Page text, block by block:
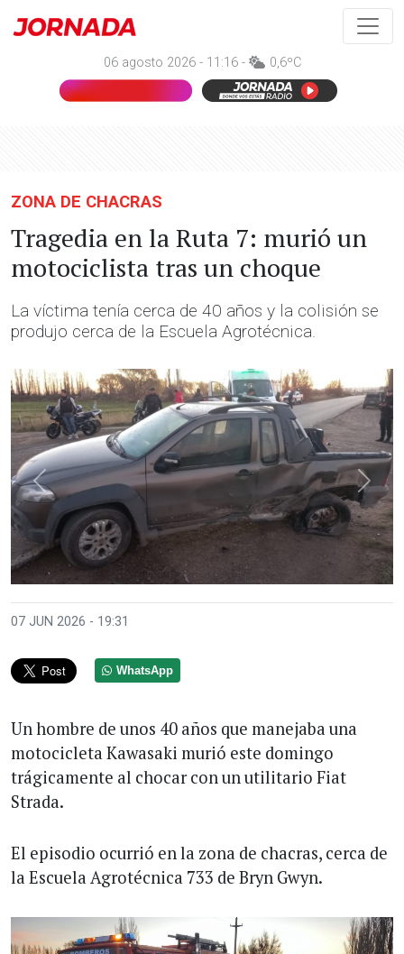
06 agosto 2026 - 11:16 - 0,6ºC
ZONA DE CHACRAS
Tragedia en la Ruta 7: murió un
motociclista tras un choque
La víctima tenía cerca de 40 años y la colisión se
produjo cerca de la Escuela Agrotécnica.
Anterior
07 JUN 2026 - 19:31
WhatsApp
Un hombre de unos 40 años que manejaba una
motocicleta Kawasaki murió este domingo
trágicamente al chocar con un utilitario Fiat
Strada.
El episodio ocurrió en la zona de chacras, cerca de
la Escuela Agrotécnica 733 de Bryn Gwyn.